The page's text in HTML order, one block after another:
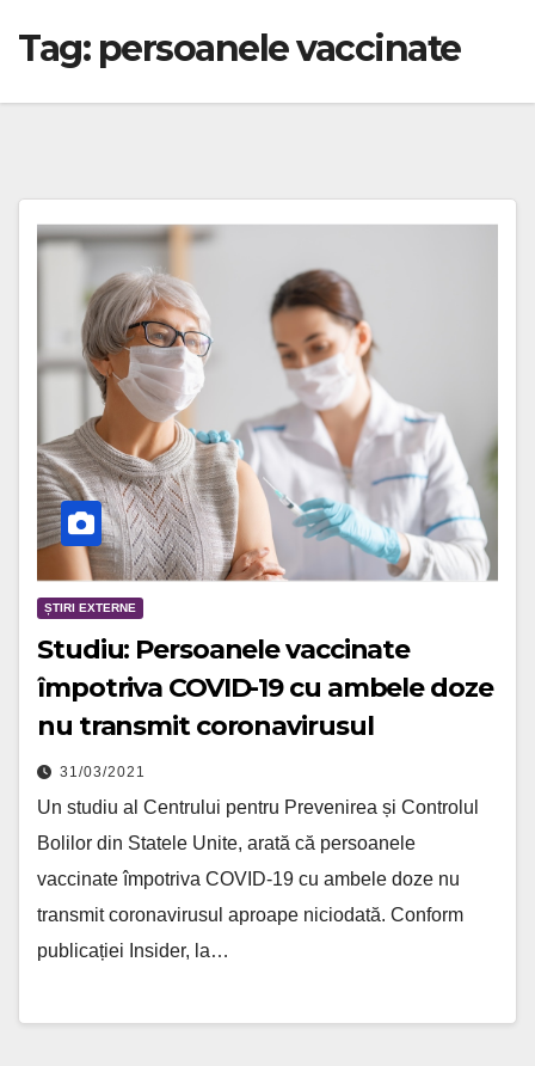
Tag: persoanele vaccinate
ȘTIRI EXTERNE
Studiu: Persoanele vaccinate
împotriva COVID-19 cu ambele doze
nu transmit coronavirusul
31/03/2021
Un studiu al Centrului pentru Prevenirea și Controlul
Bolilor din Statele Unite, arată că persoanele
vaccinate împotriva COVID-19 cu ambele doze nu
transmit coronavirusul aproape niciodată. Conform
publicației Insider, la…